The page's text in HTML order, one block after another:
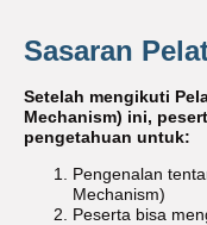
Sasaran
Setelah mengikuti
Mechanism) ini,
pengetahuan untuk:
Pengenalan
Mechanism)
Peserta bisa